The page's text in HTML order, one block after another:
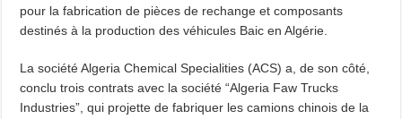
pour la fabrication de pièces de rechange et composants
destinés à la production des véhicules Baic en Algérie.
La société Algeria Chemical Specialities (ACS) a, de son côté,
conclu trois contrats avec la société “Algeria Faw Trucks
Industries”, qui projette de fabriquer les camions chinois de la